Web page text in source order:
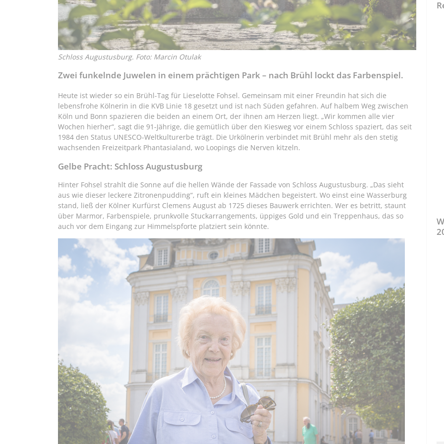
Schloss Augustusburg. Foto: Marcin Otulak
Zwei funkelnde Juwelen in einem prächtigen Park – nach Brühl lockt das Farbenspiel.
Heute ist wieder so ein Brühl-Tag für Lieselotte Fohsel. Gemeinsam mit einer Freundin hat sich die
lebensfrohe Kölnerin in die KVB Linie 18 gesetzt und ist nach Süden gefahren. Auf halbem Weg zwischen
Köln und Bonn spazieren die beiden an einem Ort, der ihnen am Herzen liegt. „Wir kommen alle vier
Wochen hierher“, sagt die 91-Jährige, die gemütlich über den Kiesweg vor einem Schloss spaziert, das seit
1984 den Status UNESCO-Weltkulturerbe trägt. Die Urkölnerin verbindet mit Brühl mehr als den stetig
wachsenden Freizeitpark Phantasialand, wo Loopings die Nerven kitzeln.
Gelbe Pracht: Schloss Augustusburg
Hinter Fohsel strahlt die Sonne auf die hellen Wände der Fassade von Schloss Augustusburg. „Das sieht
aus wie dieser leckere Zitronenpudding“, ruft ein kleines Mädchen begeistert. Wo einst eine Wasserburg
stand, ließ der Kölner Kurfürst Clemens August ab 1725 dieses Bauwerk errichten. Wer es betritt, staunt
über Marmor, Farbenspiele, prunkvolle Stuckarrangements, üppiges Gold und ein Treppenhaus, das so
auch vor dem Eingang zur Himmelspforte platziert sein könnte.